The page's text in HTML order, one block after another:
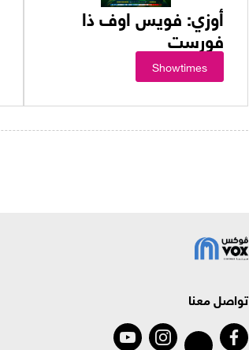
أوزي: فويس اوف ذا
فورست
Showtimes
تواصل معنا